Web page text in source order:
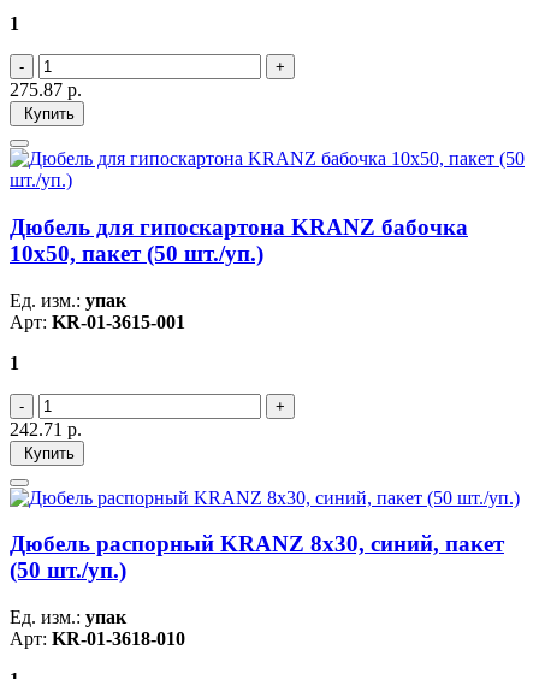
1
275.87 р.
Купить
Дюбель для гипоскартона KRANZ бабочка
10х50, пакет (50 шт./уп.)
Ед. изм.: упак
Арт: KR-01-3615-001
1
242.71 р.
Купить
Дюбель распорный KRANZ 8х30, синий, пакет
(50 шт./уп.)
Ед. изм.: упак
Арт: KR-01-3618-010